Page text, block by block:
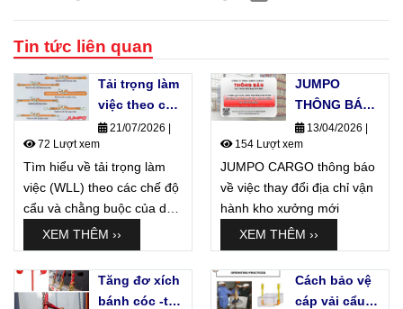
Tin tức liên quan
Tải trọng làm
việc theo chế
độ làm việc
của dây
chằng hàng
là gì?
21/07/2026 |
72 Lượt xem
Tìm hiểu về tải trọng làm
việc (WLL) theo các chế độ
cẩu và chằng buộc của dây
cáp vải, dây tăng đơ. Bí
quyết vận hành an toàn,
chính xác trong logistics.
Xem ngay!
XEM THÊM ››
JUMPO
THÔNG BÁO
VỀ VIỆC VẬN
HÀNH
13/04/2026 |
154 Lượt xem
JUMPO CARGO thông báo
về việc thay đổi địa chỉ vận
hành kho xưởng mới
XEM THÊM ››
Tăng đơ xích
bánh cóc -tay
Cách bảo vệ
cáp vải cẩu